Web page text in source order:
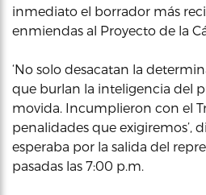
inmediato el borrador más
enmiendas al Proyecto de la
‘No solo desacatan la
que burlan la inteligencia del
movida. Incumplieron con el
penalidades que exigiremos’,
esperaba por la salida del
pasadas las 7:00 p.m.